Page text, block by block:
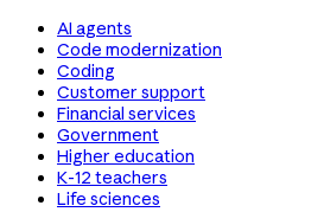
AI agents
Code modernization
Coding
Customer support
Financial services
Government
Higher education
K-12 teachers
Life sciences